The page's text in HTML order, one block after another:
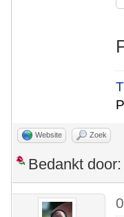
Website Zoek
Bedankt door: